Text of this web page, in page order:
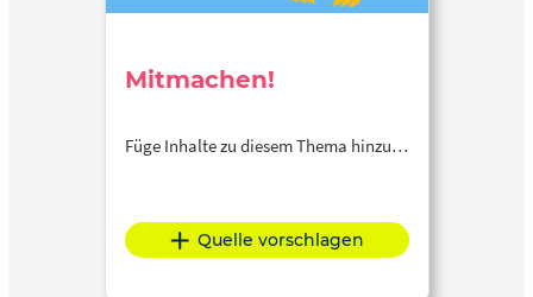
Mitmachen!
Füge Inhalte zu diesem Thema hinzu…
Quelle vorschlagen